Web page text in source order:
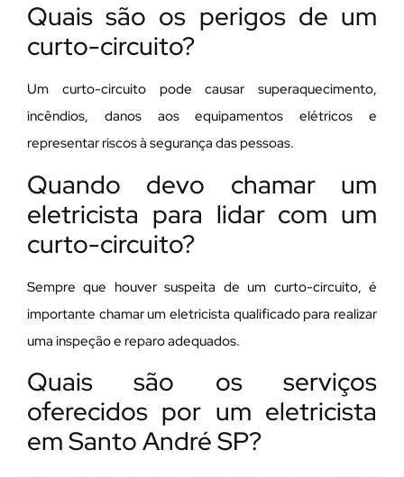
Quais são os perigos de um
curto-circuito?
Um curto-circuito pode causar superaquecimento,
incêndios, danos aos equipamentos elétricos e
representar riscos à segurança das pessoas.
Quando devo chamar um
eletricista para lidar com um
curto-circuito?
Sempre que houver suspeita de um curto-circuito, é
importante chamar um eletricista qualificado para realizar
uma inspeção e reparo adequados.
Quais são os serviços
oferecidos por um eletricista
em Santo André SP?